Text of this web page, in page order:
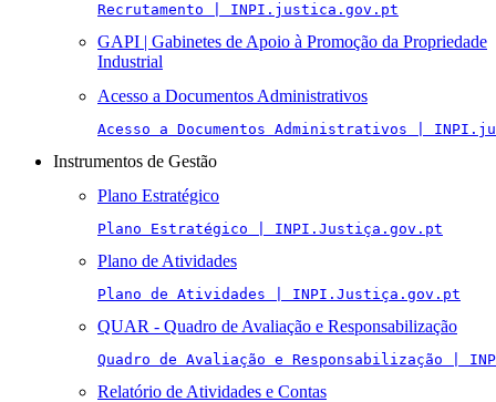
Recrutamento | INPI.justica.gov.pt
GAPI | Gabinetes de Apoio à Promoção da Propriedade
Industrial
Acesso a Documentos Administrativos
Acesso a Documentos Administrativos |
Instrumentos de Gestão
Plano Estratégico
Plano Estratégico | INPI.Justiça.gov.pt
Plano de Atividades
Plano de Atividades | INPI.Justiça.gov.pt
QUAR - Quadro de Avaliação e Responsabilização
Quadro de Avaliação e Responsabilização |
Relatório de Atividades e Contas